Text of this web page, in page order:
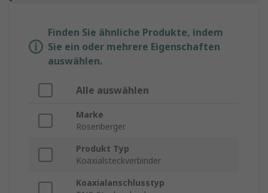
Finden Sie ähnliche Produkte, indem
Sie ein oder mehrere Eigenschaften
auswählen.
Alle auswählen
Marke
Rosenberger
Produkt Typ
Koaxialsteckverbinder
Koaxialanschlusstyp